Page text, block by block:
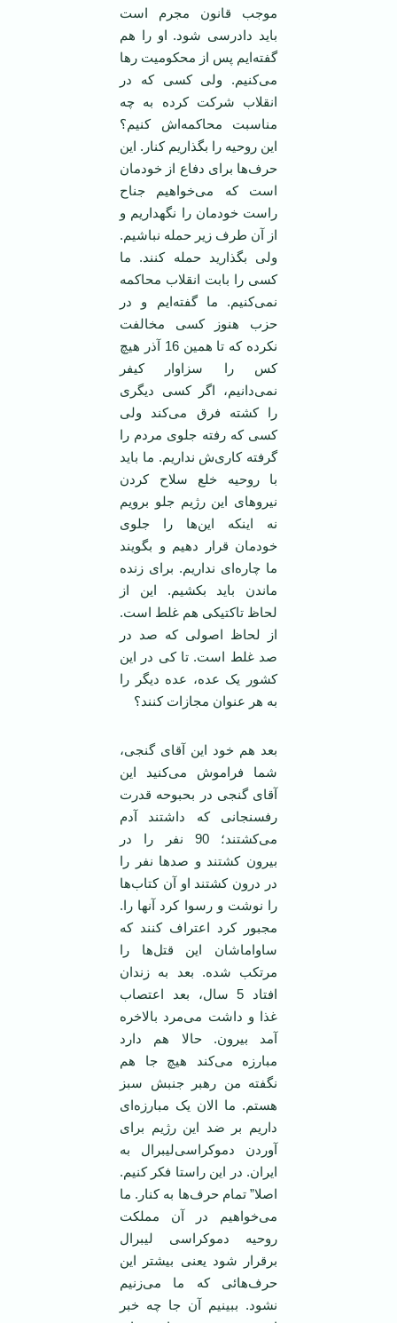
موجب قانون مجرم است
باید دادرسی شود. او را هم
گفته‌ایم پس از محکومیت رها
می‌کنیم. ولی کسی که در
انقلاب شرکت کرده به چه
مناسبت محاکمه‌اش کنیم؟
این روحیه را بگذاریم کنار. این
حرف‌ها برای دفاع از خودمان
است که می‌خواهیم جناح
راست خودمان را نگهداریم و
از آن طرف زیر حمله نباشیم.
ولی بگذارید حمله کنند. ما
کسی را بابت انقلاب محاکمه
نمی‌کنیم. ما گفته‌ایم و در
حزب هنوز کسی مخالفت
نکرده که تا همین 16 آذر هیچ
کس را سزاوار کیفر
نمی‌دانیم، اگر کسی دیگری
را کشته فرق می‌کند ولی
کسی که رفته جلوی مردم را
گرفته کاری‌ش نداریم. ما باید
با روحیه خلع سلاح کردن
نیروهای این رژیم جلو برویم
نه اینکه این‌ها را جلوی
خودمان قرار دهیم و بگویند
ما چاره‌ای نداریم. برای زنده
ماندن باید بکشیم. این از
لحاظ تاکتیکی هم غلط است.
از لحاظ اصولی که صد در
صد غلط است. تا کی در این
کشور یک عده، عده دیگر را
به هر عنوان مجازات کنند؟
بعد هم خود این آقای گنجی،
شما فراموش می‌کنید این
آقای گنجی در بحبوحه قدرت
رفسنجانی که داشتند آدم
می‌کشتند؛ 90 نفر را در
بیرون کشتند و صد‌ها نفر را
در درون کشتند او آن کتاب‌ها
را نوشت و رسوا کرد آنها را.
مجبور کرد اعتراف کنند که
ساواماشان این قتل‌ها را
مرتکب شده. بعد به زندان
افتاد 5 سال، بعد اعتصاب
غذا و داشت می‌مرد بالاخره
آمد بیرون. حالا هم دارد
مبارزه می‌کند هیچ جا هم
نگفته من رهبر جنبش سبز
هستم. ما الان یک مبارزه‌ای
داریم بر ضد این رژیم برای
آوردن دموکراسی‌لیبرال به
ایران. در این راستا فکر کنیم.
اصلا” تمام حرف‌ها به کنار. ما
می‌خواهیم در آن مملکت
روحیه دموکراسی لیبرال
برقرار شود یعنی بیشتر این
حرف‌هائی که ما می‌زنیم
نشود. ببینیم آن جا چه خبر